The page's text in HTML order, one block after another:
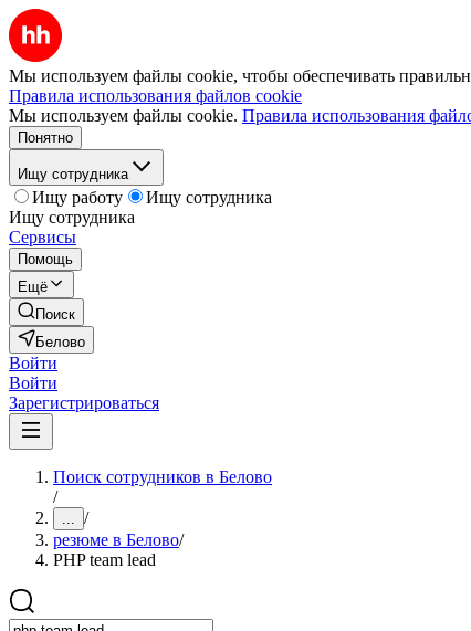
Мы используем файлы cookie, чтобы обеспечивать
Правила использования файлов cookie
Мы используем файлы cookie. Правила использования
Понятно
Ищу сотрудника
Ищу работу
Ищу сотрудника
Ищу сотрудника
Сервисы
Помощь
Ещё
Поиск
Белово
Войти
Войти
Зарегистрироваться
Поиск сотрудников в Белово
/
... /
резюме в Белово/
PHP team lead